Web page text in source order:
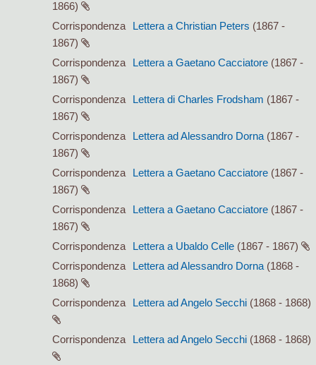
1866)
Corrispondenza
Lettera a Christian Peters (1867 -
1867)
Corrispondenza
Lettera a Gaetano Cacciatore (1867 -
1867)
Corrispondenza
Lettera di Charles Frodsham (1867 -
1867)
Corrispondenza
Lettera ad Alessandro Dorna (1867 -
1867)
Corrispondenza
Lettera a Gaetano Cacciatore (1867 -
1867)
Corrispondenza
Lettera a Gaetano Cacciatore (1867 -
1867)
Corrispondenza
Lettera a Ubaldo Celle (1867 - 1867)
Corrispondenza
Lettera ad Alessandro Dorna (1868 -
1868)
Corrispondenza
Lettera ad Angelo Secchi (1868 - 1868)
Corrispondenza Lettera ad Angelo Secchi (1868 - 1868)